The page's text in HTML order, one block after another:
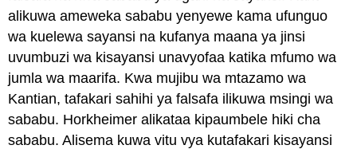
alikuwa ameweka sababu yenyewe kama ufunguo
wa kuelewa sayansi na kufanya maana ya jinsi
uvumbuzi wa kisayansi unavyofaa katika mfumo wa
jumla wa maarifa. Kwa mujibu wa mtazamo wa
Kantian, tafakari sahihi ya falsafa ilikuwa msingi wa
sababu. Horkheimer alikataa kipaumbele hiki cha
sababu. Alisema kuwa vitu vya kutafakari kisayansi